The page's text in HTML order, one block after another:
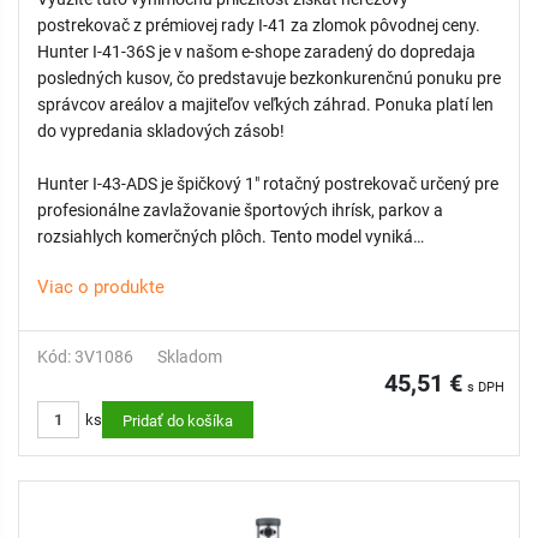
- Vysoký výkon a dostrek: S polomerom až 23,2 metra
efektívne pokrýva rozľahlé trávnaté plochy s vysokou
rovnomernosťou dostreku.
- Bezpečnostná spojka: Chráni prevodový mechanizmus pred
poškodením v prípade násilného otočenia výsuvnej časti.
postrekovač z prémiovej rady I-41 za zlomok pôvodnej ceny.
Hunter I-41-36S je v našom e-shope zaradený do dopredaja
posledných kusov, čo predstavuje bezkonkurenčnú ponuku pre
správcov areálov a majiteľov veľkých záhrad. Ponuka platí len
do vypredania skladových zásob!
Hunter I-43-ADS je špičkový 1" rotačný postrekovač určený pre
profesionálne zavlažovanie športových ihrísk, parkov a
rozsiahlych komerčných plôch. Tento model vyniká
maximálnu ochranu proti mechanickému opotrebovaniu a
spätný ventil, ktorý udrží vodný stĺpec až do prevýšenia 3
Vďaka robustnej vnútornej konštrukcii a pokročilému
Viac o produkte
Kód: 3V1086 Skladom
45,51 € s DPH
ks Pridať do košíka